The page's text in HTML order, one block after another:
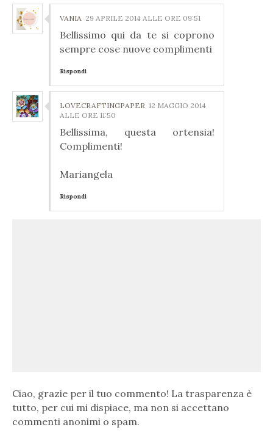
VANIA 29 APRILE 2014 ALLE ORE 09:51
Bellissimo qui da te si coprono
sempre cose nuove complimenti
Rispondi
LOVECRAFTINGPAPER 12 MAGGIO 2014
ALLE ORE 11:50
Bellissima, questa ortensia!
Complimenti!
Mariangela
Rispondi
Ciao, grazie per il tuo commento! La trasparenza è
tutto, per cui mi dispiace, ma non si accettano
commenti anonimi o spam.